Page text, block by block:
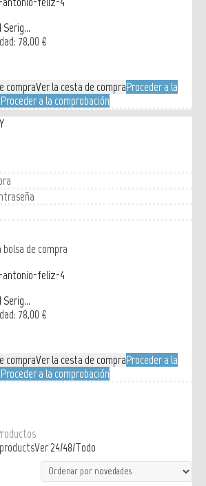
78,00 €
compraVer la cesta de compraProceder a la
Proceder a la comprobación
bolsa de compra
78,00 €
compraVer la cesta de compraProceder a la
Proceder a la comprobación
Ver24/48/Todo